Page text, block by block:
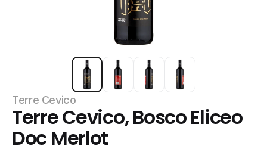
Terre Cevico
Terre Cevico, Bosco Eliceo
Doc Merlot